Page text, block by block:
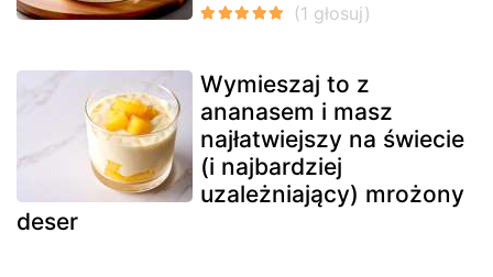
Wymieszaj to z
ananasem i masz
najłatwiejszy na świecie
(i najbardziej
uzależniający) mrożony
deser